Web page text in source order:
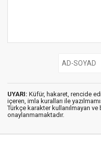
UYARI: Küfür, hakaret, rencide
içeren, imla kuralları ile
Türkçe karakter kullanılmayan
onaylanmamaktadır.